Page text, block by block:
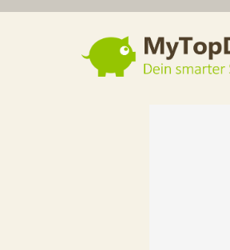
Dein smarter Schnäppchenberater